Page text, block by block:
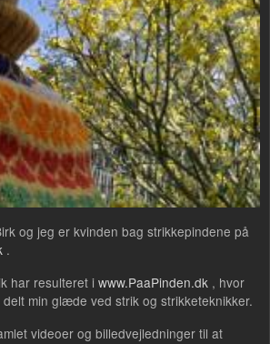
og jeg er kvinden bag strikkepindene på
.
har resulteret i www.PaaPinden.dk , hvor
min glæde ved strik og strikketeknikker.
videoer og billedvejledninger til at